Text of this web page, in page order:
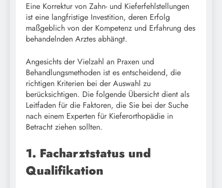
Eine Korrektur von Zahn- und Kieferfehlstellungen
ist eine langfristige Investition, deren Erfolg
maßgeblich von der Kompetenz und Erfahrung des
behandelnden Arztes abhängt.
Angesichts der Vielzahl an Praxen und
Behandlungsmethoden ist es entscheidend, die
richtigen Kriterien bei der Auswahl zu
berücksichtigen. Die folgende Übersicht dient als
Leitfaden für die Faktoren, die Sie bei der Suche
nach einem Experten für Kieferorthopädie in
Betracht ziehen sollten.
1. Facharztstatus und
Qualifikation